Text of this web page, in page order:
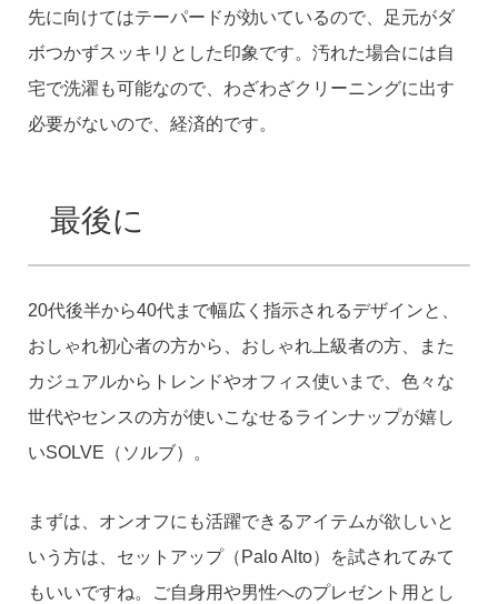
先に向けてはテーパードが効いているので、足元がダ
ボつかずスッキリとした印象です。汚れた場合には自
宅で洗濯も可能なので、わざわざクリーニングに出す
必要がないので、経済的です。
最後に
20代後半から40代まで幅広く指示されるデザインと、
おしゃれ初心者の方から、おしゃれ上級者の方、また
カジュアルからトレンドやオフィス使いまで、色々な
世代やセンスの方が使いこなせるラインナップが嬉し
いSOLVE（ソルブ）。
まずは、オンオフにも活躍できるアイテムが欲しいと
いう方は、セットアップ（Palo Alto）を試されてみて
もいいですね。ご自身用や男性へのプレゼント用とし